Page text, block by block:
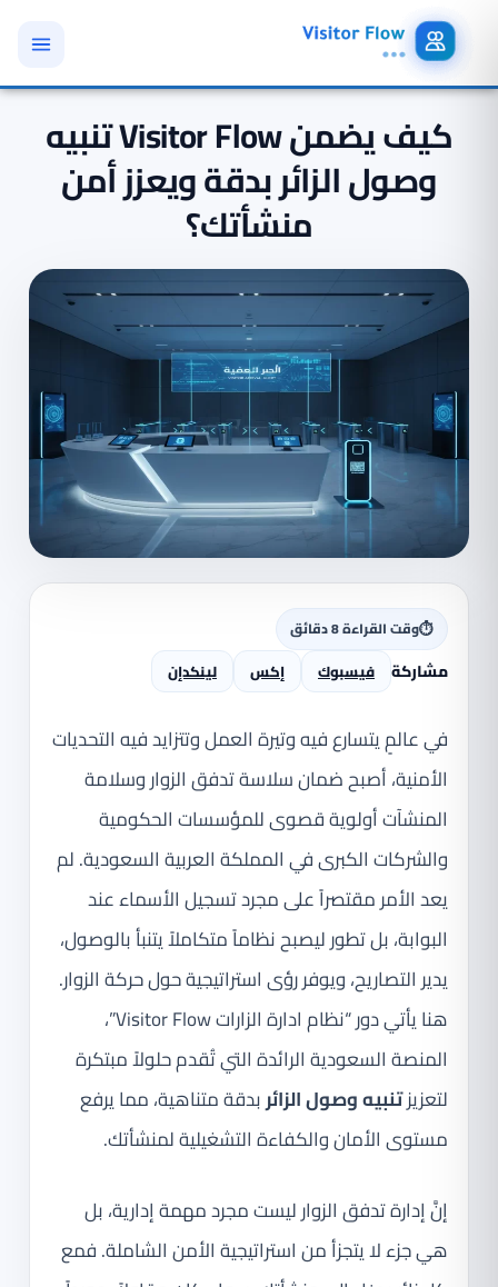
كيف يضمن Visitor Flow تنبيه
وصول الزائر بدقة ويعزز أمن
منشأتك؟
⏱وقت القراءة 8 دقائق
مشاركة فيسبوك إكس لينكدإن
في عالمٍ يتسارع فيه وتيرة العمل وتتزايد فيه التحديات
الأمنية، أصبح ضمان سلاسة تدفق الزوار وسلامة
المنشآت أولوية قصوى للمؤسسات الحكومية
والشركات الكبرى في المملكة العربية السعودية. لم
يعد الأمر مقتصراً على مجرد تسجيل الأسماء عند
البوابة، بل تطور ليصبح نظاماً متكاملاً يتنبأ بالوصول،
يدير التصاريح، ويوفر رؤى استراتيجية حول حركة الزوار.
هنا يأتي دور “نظام ادارة الزارات Visitor Flow”،
المنصة السعودية الرائدة التي تُقدم حلولاً مبتكرة
لتعزيزتنبيه وصول الزائربدقة متناهية، مما يرفع
مستوى الأمان والكفاءة التشغيلية لمنشأتك.
إنَّ إدارة تدفق الزوار ليست مجرد مهمة إدارية، بل
هي جزء لا يتجزأ من استراتيجية الأمن الشاملة. فمع